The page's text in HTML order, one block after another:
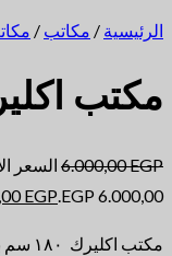
الرئيسية / مكاتب /
مكتب اكليرك
6.000,00EGP
السعر
6.000,00 EGP.
EGP
مكتب